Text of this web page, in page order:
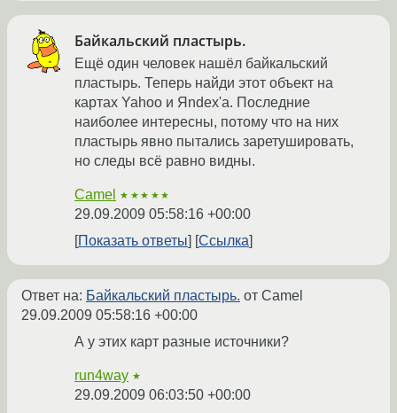
Байкальский пластырь.
Ещё один человек нашёл байкальский
пластырь. Теперь найди этот объект на
картах Yahoo и Яndex'а. Последние
наиболее интересны, потому что на них
пластырь явно пытались заретушировать,
но следы всё равно видны.
Camel ★★★★★
29.09.2009 05:58:16 +00:00
Показать ответы
Ссылка
Ответ на: Байкальский пластырь. от Camel
29.09.2009 05:58:16 +00:00
А у этих карт разные источники?
run4way ★
29.09.2009 06:03:50 +00:00